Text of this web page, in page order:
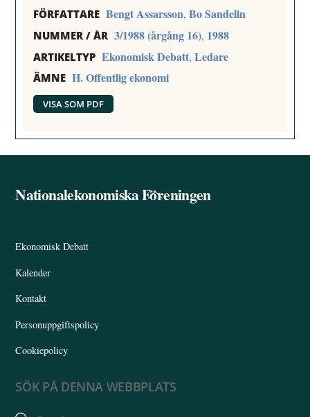
FÖRFATTARE Bengt Assarsson,Bo Sandelin
NUMMER / ÅR 3/1988 (årgång 16), 1988
ARTIKELTYP Ekonomisk Debatt,Ledare
ÄMNE H. Offentlig ekonomi
VISA SOM PDF
Back
Nationalekonomiska Föreningen
Ekonomisk Debatt
Kalender
Kontakt
Personuppgiftspolicy
Cookiepolicy
SÖK PÅ DENNA WEBBPLATS